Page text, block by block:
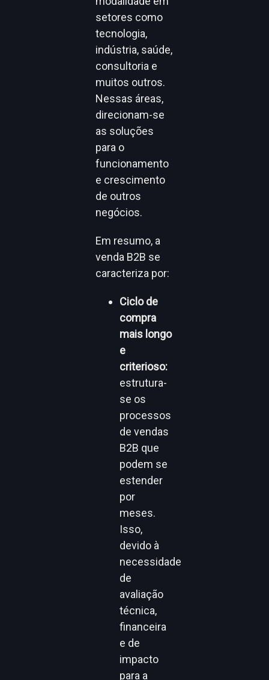
setores como
tecnologia,
indústria, saúde,
consultoria e
muitos outros.
Nessas áreas,
direcionam-se
as soluções
para o
funcionamento
e crescimento
de outros
negócios.
Em resumo, a
venda B2B se
caracteriza por:
Ciclo de
compra
mais longo
e
criterioso:
estrutura-
se os
processos
de vendas
B2B que
podem se
estender
por
meses.
Isso,
devido à
necessidade
de
avaliação
técnica,
financeira
e de
impacto
para a